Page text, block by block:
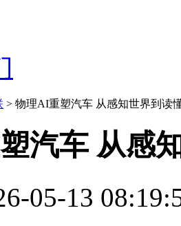
> 物理AI重塑汽车 从感知世界到读
汽车 从感
05-13